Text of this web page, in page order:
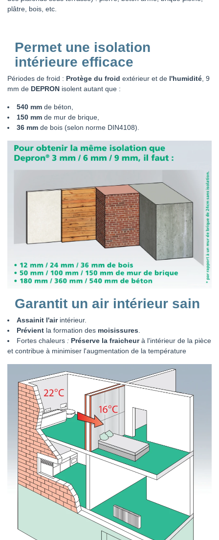
plâtre, bois, etc.
Permet une isolation
intérieure efficace
Périodes de froid : Protège du froid extérieur et de l'humidité , 9
mm de DEPRON isolent autant que :
540 mm de béton,
150 mm de mur de brique,
36 mm de bois (selon norme DIN4108).
Garantit un air intérieur sain
Assainit l'airintérieur.
Prévient la formation des moisissures
Fortes chaleurs : Préserve la fraicheurà l'intérieur de la pièce
et contribue à minimiser l'augmentation de la température